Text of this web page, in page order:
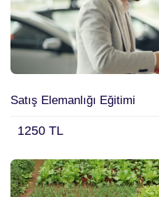
Satış Elemanlığı Eğitimi
1250 TL